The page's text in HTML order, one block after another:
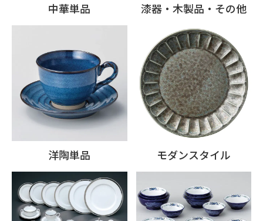
中華単品 漆器・木製品・その他
洋陶単品 モダンスタイル